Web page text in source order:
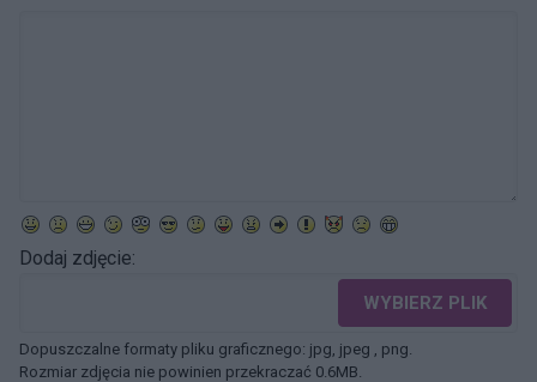
Dodaj zdjęcie:
WYBIERZ PLIK
Dopuszczalne formaty pliku graficznego: jpg, jpeg , png.
Rozmiar zdjęcia nie powinien przekraczać 0.6MB.